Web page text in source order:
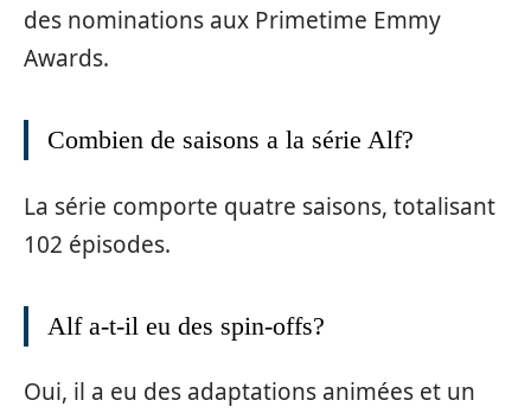
des nominations aux Primetime Emmy
Awards.
Combien de saisons a la série Alf?
La série comporte quatre saisons, totalisant
102 épisodes.
Alf a-t-il eu des spin-offs?
Oui, il a eu des adaptations animées et un